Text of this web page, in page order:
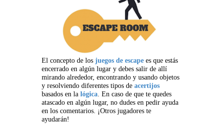
El concepto de los juegos de escape es que estás
encerrado en algún lugar y debes salir de allí
mirando alrededor, encontrando y usando objetos
y resolviendo diferentes tipos de acertijos
basados en la lógica. En caso de que te quedes
atascado en algún lugar, no dudes en pedir ayuda
en los comentarios. ¡Otros jugadores te
ayudarán!